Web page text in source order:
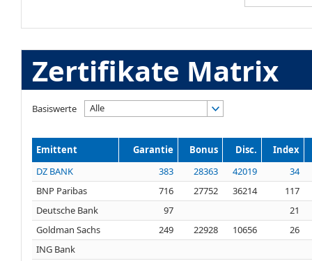
Zertifikate Matrix
Basiswerte Alle
Emittent Garantie Bonus Disc.
Index
DZ BANK
383 28363 42019
34
BNP Paribas
716 27752 36214
117
Deutsche Bank
97
21
Goldman Sachs
249 22928 10656
26
ING Bank